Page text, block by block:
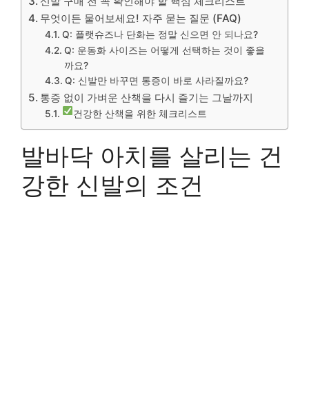
무엇이든 물어보세요! 자주 묻는 질문 (FAQ)
Q: 플랫슈즈나 단화는 정말 신으면 안 되나요?
Q: 운동화 사이즈는 어떻게 선택하는 것이 좋을
까요?
Q: 신발만 바꾸면 통증이 바로 사라질까요?
통증 없이 가벼운 산책을 다시 즐기는 그날까지
건강한 산책을 위한 체크리스트
발바닥 아치를 살리는 건
강한 신발의 조건